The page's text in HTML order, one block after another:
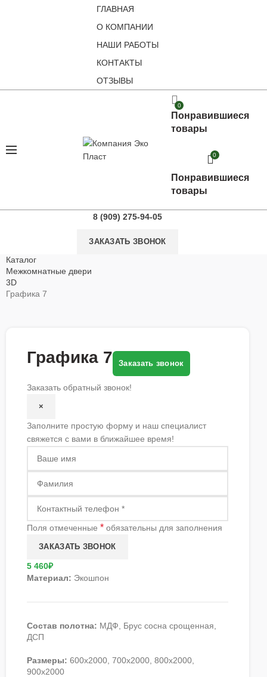
ГЛАВНАЯ
О КОМПАНИИ
НАШИ РАБОТЫ
КОНТАКТЫ
ОТЗЫВЫ
0
Понравившиеся
товары
0
Понравившиеся
товары
8 (909) 275-94-05
ЗАКАЗАТЬ ЗВОНОК
Каталог
Межкомнатные двери
3D
Графика 7
Графика 7 Заказать звонок
Заказать обратный звонок!
×
Заполните простую форму и наш специалист
свяжется с вами в ближайшее время!
Поля отмеченные * обязательны для заполнения
5 460₽
Материал: Экошпон
Состав полотна: МДФ, Брус сосна срощенная,
ДСП
Размеры: 600х2000, 700х2000, 800х2000,
900х2000